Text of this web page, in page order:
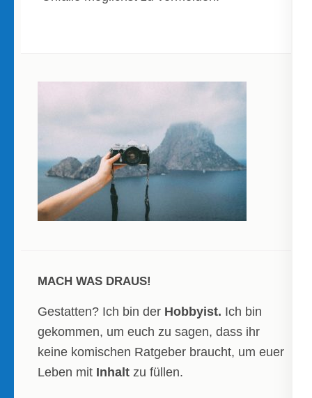
MACH WAS DRAUS!
Gestatten? Ich bin der Hobbyist. Ich bin
gekommen, um euch zu sagen, dass ihr
keine komischen Ratgeber braucht, um euer
Leben mit Inhalt zu füllen.